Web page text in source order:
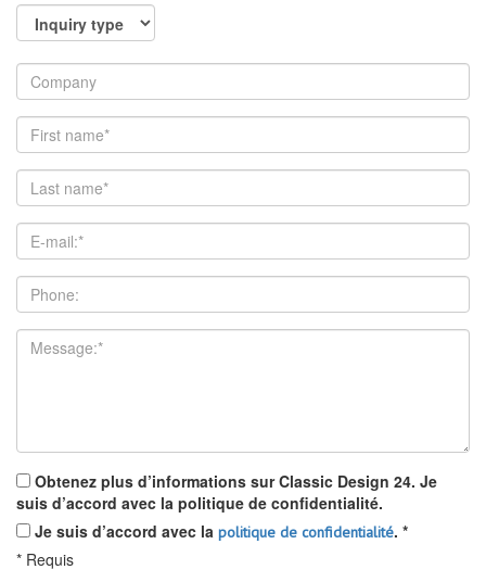
Obtenez plus d’informations sur Classic Design 24. Je
suis d’accord avec la politique de confidentialité.
Je suis d’accord avec la politique de confidentialité. *
* Requis